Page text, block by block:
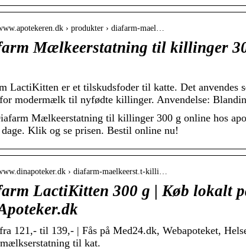
› produkter › diafarm-mael…
Mælkeerstatning til killinger
LactiKitten er et tilskudsfoder til katte. Det anvendes
modermælk til nyfødte killinger. Anvendelse:
Mælkeerstatning til killinger 300 g online hos
Klik og se prisen. Bestil online nu!
› diafarm-maelkeerst.t-killi…
LactiKitten 300 g | Køb lokalt
121,- til 139,- | Fås på Med24.dk, Webapoteket,
til kat.